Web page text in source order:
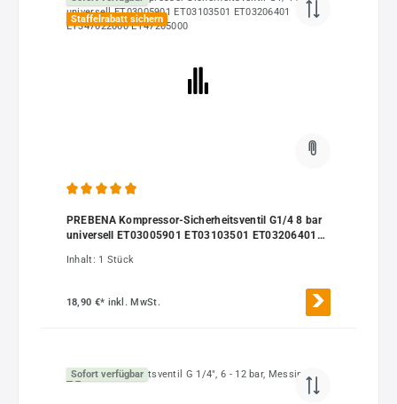
Staffelrabatt sichern
PREBENA Kompressor-Sicherheitsventil G1/4 8 bar
universell ET03005901 ET03103501 ET03206401
Inhalt: 1 Stück
18,90 €* inkl. MwSt.
Sofort verfügbar